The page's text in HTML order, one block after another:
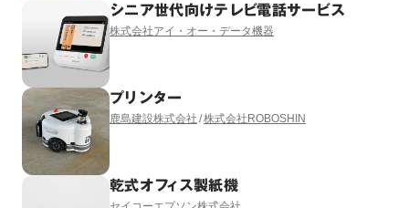
シニア世代向けテレビ電話サービス
株式会社アイ・オー・データ機器
プリンター
鹿島建設株式会社 株式会社ROBOSHIN
乾式オフィス製紙機